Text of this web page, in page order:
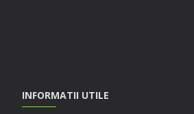
INFORMATII UTILE